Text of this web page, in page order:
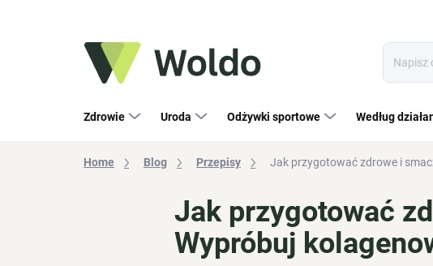
Zdrowie Uroda Odżywki sportowe Według
Home Blog Przepisy Jak przygotować zdrowe i
Jak przygotować
Wypróbuj